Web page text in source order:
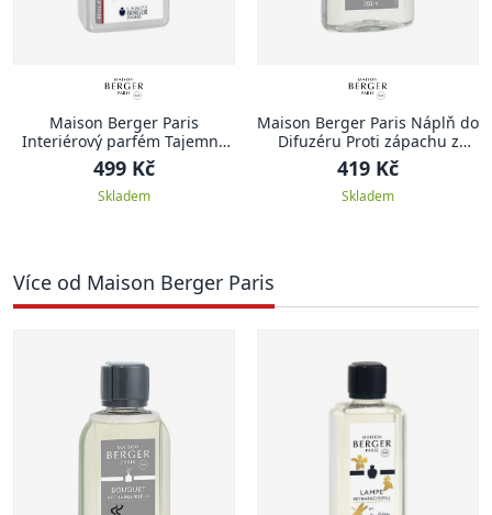
Maison Berger Paris
Interiérový parfém Tajemné
pačuli
499 Kč
Skladem
Maison Berger Paris Náplň do
Difuzéru Proti zápachu z
kuchyně – Svěží květinová
vůně, 200 ml
419 Kč
Skladem
Více od Maison Berger Paris